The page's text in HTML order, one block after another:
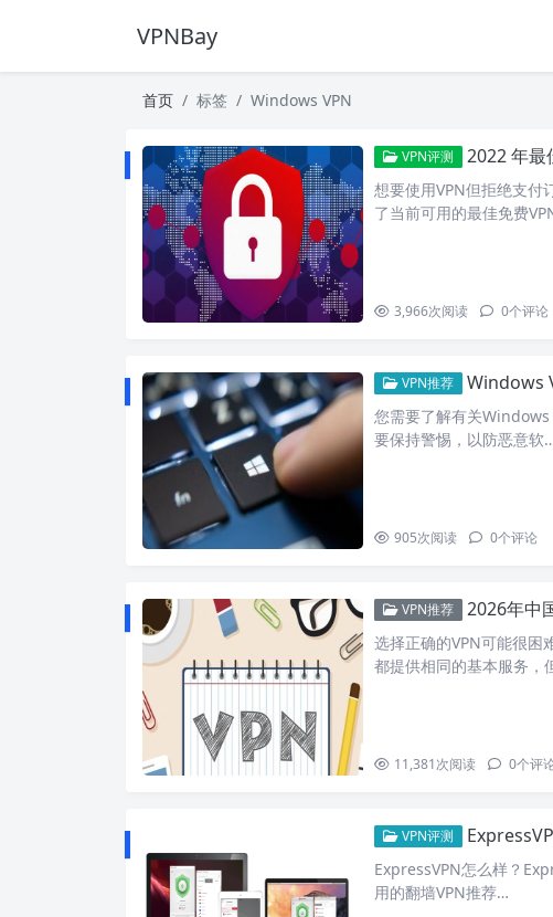
VPNBay
首页 标签 Windows VPN
VPN评测 2022 年最
想要使用VPN但拒绝支付
了当前可用的最佳免费
3,966次阅读 0个评论
VPN推荐 Windows
您需要了解有关
要保持警惕，以防恶意软
905次阅读 0个评论
VPN推荐 2026年中
选择正确的VPN可能很困
都提供相同的基本服务，
11,381次阅读 0个评
VPN评测
ExpressVPN怎么样？
用的翻墙VPN推荐…